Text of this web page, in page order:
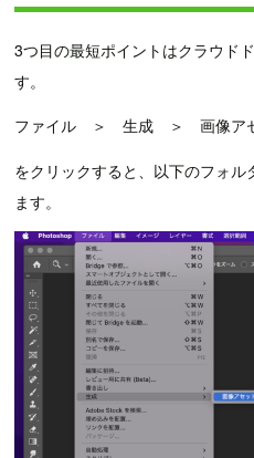
3つ目の最短ポイントはクラウド
す。
ファイル ＞ 生成 ＞ 画像ア
をクリックすると、以下のフォ
ます。